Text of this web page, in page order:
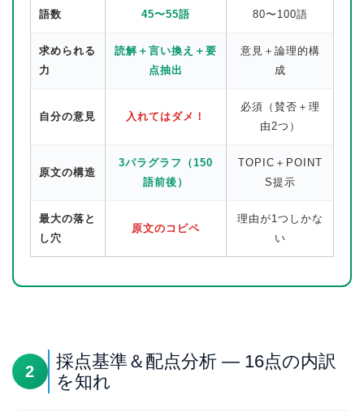
語数 45〜55語 80〜100語
求められる
力
読解＋言い換え＋要
点抽出
意見＋論理的構
成
自分の意見 入れてはダメ！
必須（賛否＋理
由2つ）
原文の構造
3パラグラフ（150
語前後）
TOPIC＋POINT
S提示
最大の落と
し穴
原文のコピペ
理由が1つしかな
い
2
採点基準＆配点分析 — 16点の内訳
を知れ